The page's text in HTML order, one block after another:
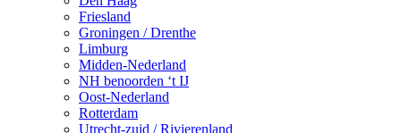
Friesland
Groningen / Drenthe
Limburg
Midden-Nederland
NH benoorden ‘t IJ
Oost-Nederland
Rotterdam
Utrecht-zuid / Rivierenland